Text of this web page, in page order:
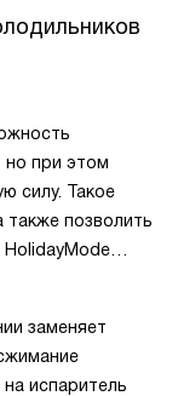
но при этом
силу. Такое
также позволить
а в камере
градусов. Это
время
заменяет
испаритель